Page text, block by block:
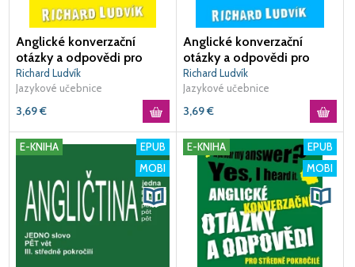
Anglické konverzační
otázky a odpovědi pro
mírně pokročilé
Richard Ludvík
Jazykové učebnice
3,69€
Anglické konverzační
otázky a odpovědi pro
věčné začátečníky
Richard Ludvík
Jazykové učebnice
3,69€
E-KNIHA
EPUB
MOBI
E-KNIHA
EPUB
MOBI